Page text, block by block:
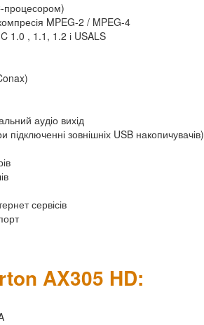
процесором)
MPEG-2 / MPEG-4
1.0 , 1.1, 1.2 і USALS
аудіо вихід
підключенні зовнішніх USB накопичувачів)
сервісів
AX305 HD: